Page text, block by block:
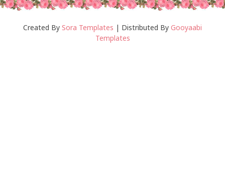
Created By Sora Templates | Distributed By Gooyaabi
Templates